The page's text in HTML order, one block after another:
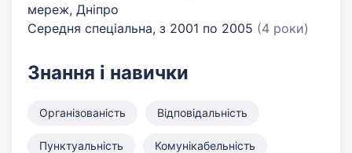
мереж, Дніпро
Середня спеціальна, з 2001 по 2005 (4 роки)
Знання і навички
Організованість Відповідальність
Пунктуальність Комунікабельність